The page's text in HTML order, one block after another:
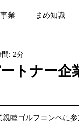
業 まめ知識
ゾーン
減
トナー企
: 2分
睦ゴルフコンペに参